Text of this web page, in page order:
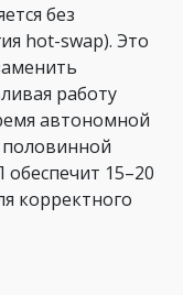
без
hot-swap). Это
работу
автономной
половинной
15–20
корректного